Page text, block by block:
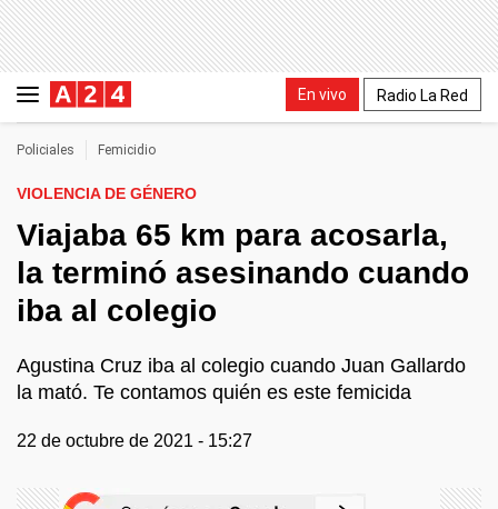
En vivo Radio La Red
Policiales Femicidio
VIOLENCIA DE GÉNERO
Viajaba 65 km para acosarla,
la terminó asesinando cuando
iba al colegio
Agustina Cruz iba al colegio cuando Juan Gallardo
la mató. Te contamos quién es este femicida
22 de octubre de 2021 - 15:27